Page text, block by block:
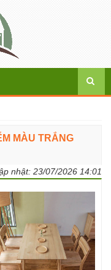
MÀU TRẮNG
nhật: 23/07/2026 14:01